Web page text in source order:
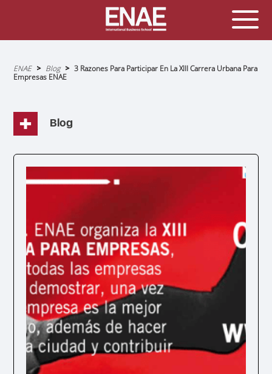
Sobrescribir
enlaces
de
navegación
ENAE Blog
3 Razones Para Participar En La XIII Carrera Urbana Para
Empresas ENAE
Blog